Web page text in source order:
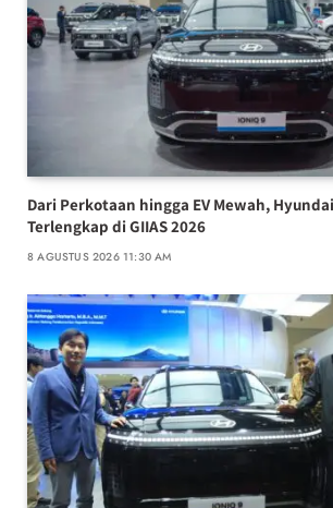
Dari Perkotaan hingga EV Mewah,
Terlengkap di GIIAS 2026
8 AGUSTUS 2026 11:30 AM